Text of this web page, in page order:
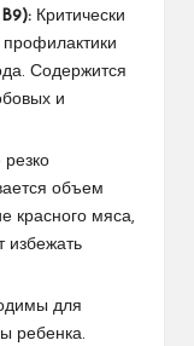
Критически
Содержится
и
резко
объем
красного мяса,
избежать
для
ребенка.